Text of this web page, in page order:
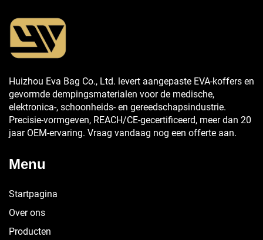
Huizhou Eva Bag Co., Ltd. levert aangepaste EVA-koffers en
gevormde dempingsmaterialen voor de medische,
elektronica-, schoonheids- en gereedschapsindustrie.
Precisie-vormgeven, REACH/CE-gecertificeerd, meer dan 20
jaar OEM-ervaring. Vraag vandaag nog een offerte aan.
Menu
Startpagina
Over ons
Producten